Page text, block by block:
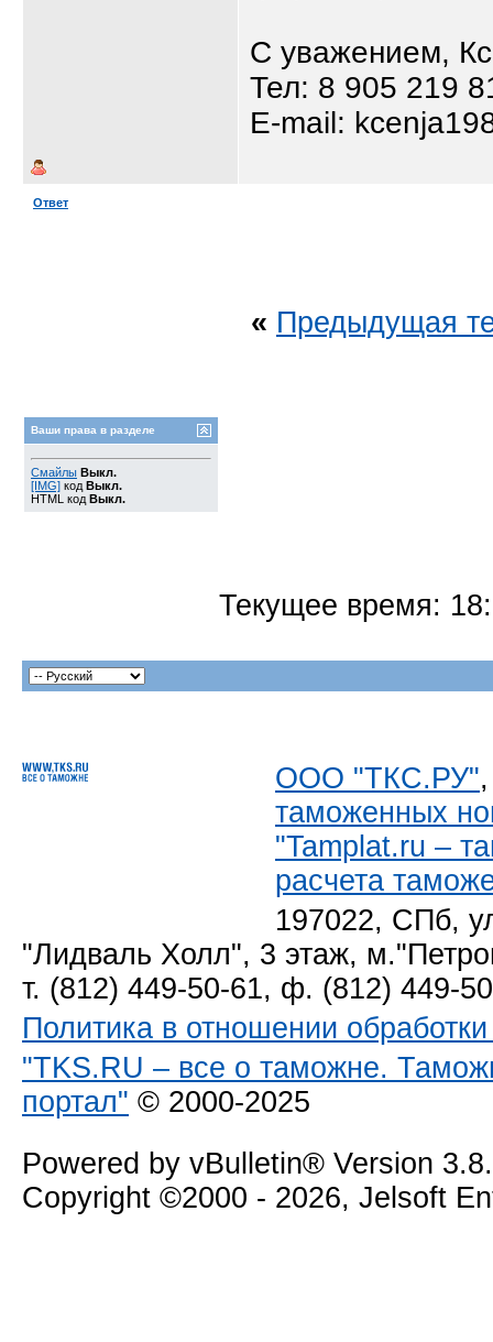
С уважением,
Тел: 8 905 219
E-mail:
Ответ
« Предыдущая
Ваши права в разделе
Смайлы Выкл.
[IMG] код Выкл.
HTML код Выкл.
Текущее время:
ООО "ТКС.РУ"
таможенных
"Tamplat.ru –
расчета
197022, СПб,
"Лидваль Холл", 3 этаж,
т. (812) 449-50-61, ф. (812) 449-
Политика в отношении
"TKS.RU – все о таможне.
портал" © 2000-2025
Powered by vBulletin® Version
Copyright ©2000 - 2026, Jelsoft